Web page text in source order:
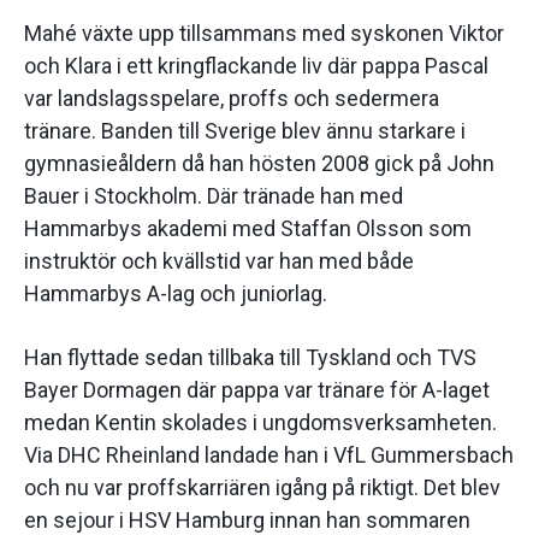
Mahé växte upp tillsammans med syskonen Viktor
och Klara i ett kringflackande liv där pappa Pascal
var landslagsspelare, proffs och sedermera
tränare. Banden till Sverige blev ännu starkare i
gymnasieåldern då han hösten 2008 gick på John
Bauer i Stockholm. Där tränade han med
Hammarbys akademi med Staffan Olsson som
instruktör och kvällstid var han med både
Hammarbys A-lag och juniorlag.
Han flyttade sedan tillbaka till Tyskland och TVS
Bayer Dormagen där pappa var tränare för A-laget
medan Kentin skolades i ungdomsverksamheten.
Via DHC Rheinland landade han i VfL Gummersbach
och nu var proffskarriären igång på riktigt. Det blev
en sejour i HSV Hamburg innan han sommaren